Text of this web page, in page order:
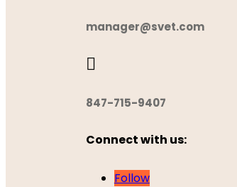
manager@svet.com

847-715-9407
Connect with us:
Follow